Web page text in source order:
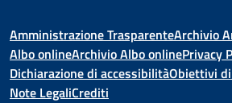
Amministrazione TrasparenteArchivio
Albo onlineArchivio Albo onlinePrivacy
Dichiarazione di accessibilitàObiettivi
Note LegaliCrediti